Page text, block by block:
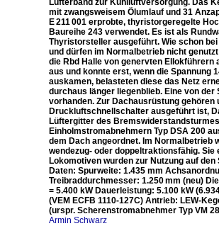
Lüfterband zur Kühlluftversorgung. Das
mit zwangsweisem Ölumlauf und 31
E 211 001 erprobte, thyristorgeregelte
Baureihe 243 verwendet. Es ist als
Thyristorsteller ausgeführt. Wie schon
und dürfen im Normalbetrieb nicht
die Rbd Halle von genervten
aus und konnte erst, wenn die Spannung
auskamen, belasteten diese das Netz
durchaus länger liegenblieb. Eine von
vorhanden. Zur Dachausrüstung
Druckluftschnellschalter ausgeführt ist,
Lüftergitter des
Einholmstromabnehmern Typ DSA 200
dem Dach angeordnet. Im
wendezug- oder doppeltraktionsfähig.
Lokomotiven wurden zur Nutzung auf
Daten: Spurweite: 1.435 mm
Treibraddurchmesser: 1.250 mm (neu)
= 5.400 kW Dauerleistung: 5.100 kW
(VEM ECFB 1110-127C) Antrieb: LEW-
(urspr. Scherenstromabnehmer Typ VM
Armin Schwarz